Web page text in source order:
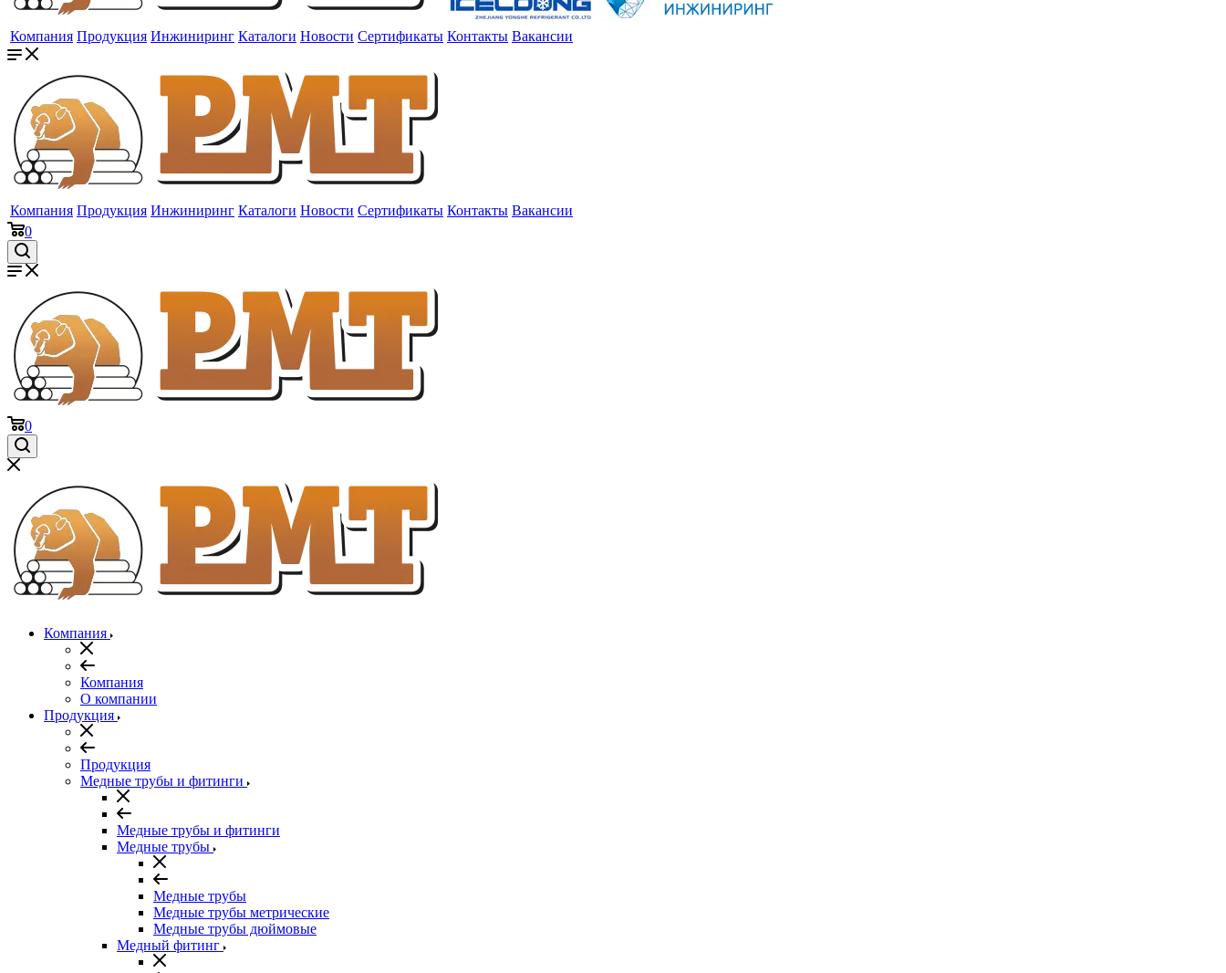
Компания Продукция Инжиниринг Каталоги Новости Сертификаты Контакты Вакансии
Компания Продукция Инжиниринг Каталоги Новости Сертификаты Контакты Вакансии
0
0
Компания
Компания
О компании
Продукция
Продукция
Медные трубы и фитинги
Медные трубы и фитинги
Медные трубы
Медные трубы
Медные трубы метрические
Медные трубы дюймовые
Медный фитинг